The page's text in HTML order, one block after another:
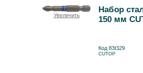
Увеличить
Набор
150 мм
Код 83t329
CUTOP